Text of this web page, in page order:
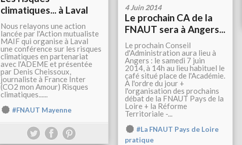
climatiques... à Laval
Nous relayons une action
lancée par l'Action mutualiste
MAIF qui organise à Laval
une conférence sur les risques
climatiques en partenariat
avec l'ADEME et présentée
par Denis Cheissoux,
journaliste à France Inter
(CO2 mon Amour) Risques
climatiques......
#FNAUT Mayenne
4 Juin 2014
Le prochain CA de la
FNAUT sera à Angers...
Le prochain Conseil
d'Administration aura lieu à
Angers : le samedi 7 juin
2014, à 14h au lieu habituel le
café situé place de l'Académie.
À l'ordre du jour +
l'organisation des prochains
débat de la FNAUT Pays de la
Loire + la Réforme
Territoriale -...
#La FNAUT Pays de Loire
pratique